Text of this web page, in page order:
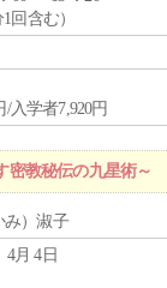
回含む）
/入学者7,920円
密教秘伝の九星術～
み）淑子
4月 4日